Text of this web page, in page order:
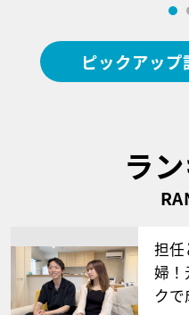
ピックアッ
ラ
担任
婦！
ク